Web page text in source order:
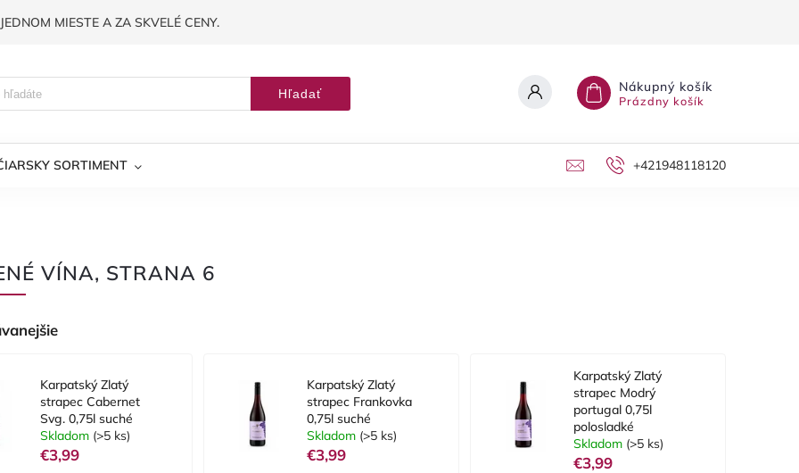
MIESTE A ZA SKVELÉ CENY.
Hľadať Nákupný košík
Prázdny košík
SORTIMENT +421948118120
VÍNA, STRANA 6
Karpatský Zlatý
strapec Cabernet
Svg. 0,75l suché
Skladom (>5 ks)
€3,99
Karpatský Zlatý
strapec Frankovka
0,75l suché
Skladom (>5 ks)
€3,99
Karpatský Zlatý
strapec Modrý
portugal 0,75l
polosladké
Skladom (>5 ks)
€3,99